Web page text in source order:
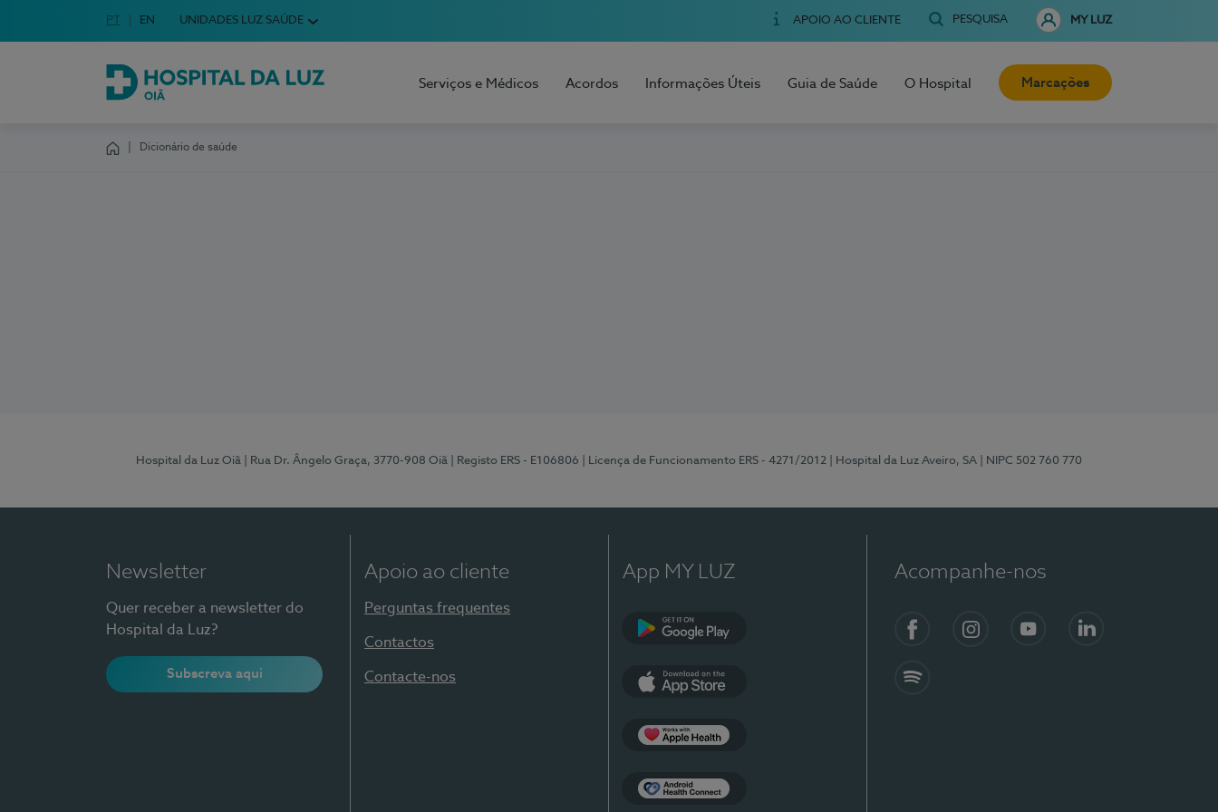
Escolha o seu idioma
Idioma em Português
PT English Language
EN UNIDADES LUZ SAÚDE APOIO AO CLIENTE PESQUISA MY LUZ
Hospital da Luz Oiã
Serviços e Médicos Acordos Informações Úteis Guia de Saúde O Hospital Marcações
Dicionário de saúde
Hospital da Luz Oiã | Rua Dr. Ângelo Graça, 3770-908 Oiã | Registo ERS - E106806 | Licença de Funcionamento ERS - 4271/2012 | Hospital da Luz Aveiro, SA | NIPC 502 760 770
Newsletter
Quer receber a newsletter do
Hospital da Luz?
Subscreva aqui
Apoio ao cliente
Perguntas frequentes
Contactos
Contacte-nos
App MY LUZ Acompanhe-nos